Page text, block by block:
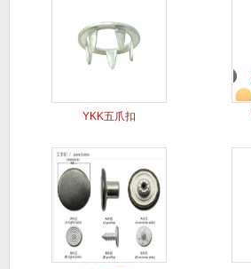
YKK五爪扣